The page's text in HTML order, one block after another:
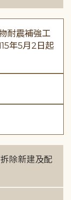
耐震補強工
年5月2日起
除新建及配